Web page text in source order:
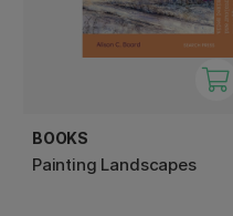
BOOKS
Painting Landscapes